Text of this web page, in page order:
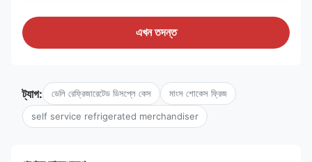
এখন তদন্ত
ট্যাগ: ডেলি রেফ্রিজারেটেড ডিসপ্লে কেস মাংস শোকেস ফ্রিজ
self service refrigerated merchandiser